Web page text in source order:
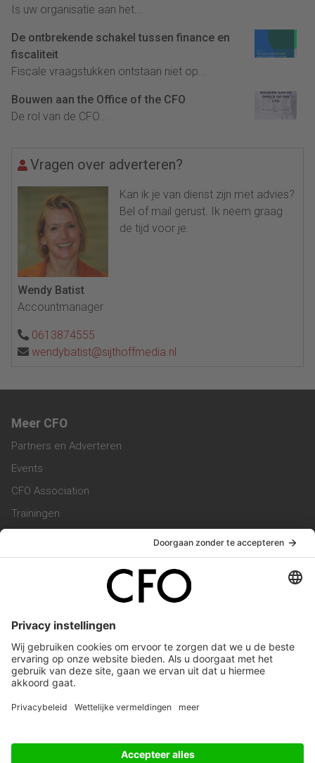
Is uw organisatie aan het...
De ontbrekende schakel tussen finance en
fiscaliteit
Fiscale vraagstukken ontstaan niet op...
Bouwen aan the Office of the CFO
De rol van de CFO...
Vragen over adverteren?
Kan ik je van dienst zijn met advies?
Bel of mail gerust. Ik neem graag
de tijd voor je.
Wendy Batist
Accountmanager
0613874555
wendybatist@sijthoffmedia.nl
Meer CFO
Partners en Adverteren
Events
CFO Association
Trainingen
Vacatures
Service & Contact
Werken bij ons
Privacy Statement
Algemene Voorwaarden